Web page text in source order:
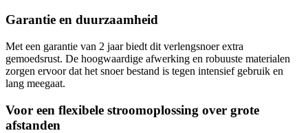
Garantie en duurzaamheid
Met een garantie van 2 jaar biedt dit verlengsnoer extra
gemoedsrust. De hoogwaardige afwerking en robuuste materialen
zorgen ervoor dat het snoer bestand is tegen intensief gebruik en
lang meegaat.
Voor een flexibele stroomoplossing over grote
afstanden